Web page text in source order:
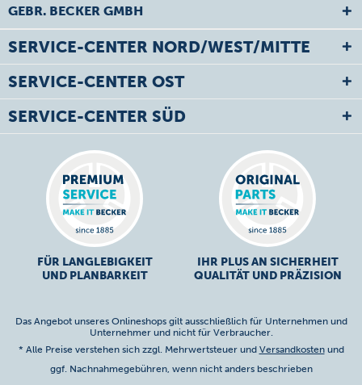
GEBR. BECKER GMBH
SERVICE-CENTER NORD/WEST/MITTE
SERVICE-CENTER OST
SERVICE-CENTER SÜD
FÜR LANGLEBIGKEIT
UND PLANBARKEIT
IHR PLUS AN SICHERHEIT
QUALITÄT UND PRÄZISION
Das Angebot unseres Onlineshops gilt ausschließlich für Unternehmen und
Unternehmer und nicht für Verbraucher.
* Alle Preise verstehen sich zzgl. Mehrwertsteuer und Versandkostenund
ggf. Nachnahmegebühren, wenn nicht anders beschrieben